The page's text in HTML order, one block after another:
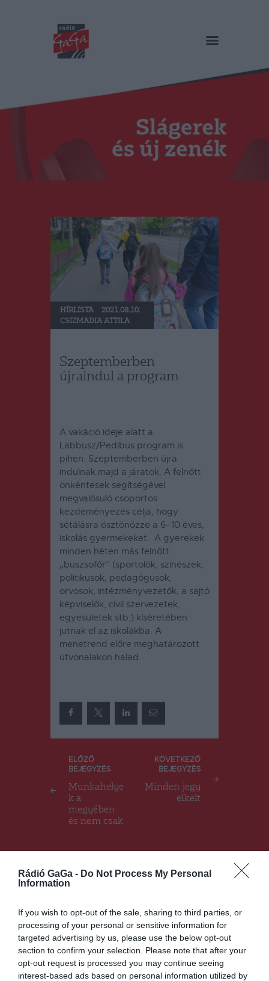
Rádió GaGa - Do Not Process My Personal
Information
If you wish to opt-out of the sale, sharing to third parties, or
processing of your personal or sensitive information for
targeted advertising by us, please use the below opt-out
section to confirm your selection. Please note that after your
opt-out request is processed you may continue seeing
interest-based ads based on personal information utilized by
RÁDIÓ GAGA
Műsorok
Duma Duba
Podcast és videók
Stáb
Kapcsolat
RO
HÍRLISTA
2021.08.10.
CSIZMADIA ATTILA
Szeptemberben
újraindul a program
A vakáció ideje alatt a
Lábbusz/Pedibus program is
pihen. Szeptemberben újra
indulnak majd a járatok. A felnőtt
önkéntesek segítségével
megvalósuló csoportos
kezdeményezés célja, hogy
sétálásra ösztönözze a 6–10 éves,
iskolás gyermekeket. A gyerekek
minden héten más felnőtt
„buszsofőr” (sportolók, színészek,
politikusok, pedagógusok,
orvosok, intézményvezetők, a sajtó
képviselők, civil szervezetek,
egyesületek stb.) kíséretében
jutnak el az iskolákba. A
menetrend előre meghatározott
útvonalakon halad.
Bejegyzés
navigáció
ELŐZŐ
BEJEGYZÉS
Munkahelye
k a
megyében
és nem csak
KÖVETKEZŐ
BEJEGYZÉS
Minden jegy
elkelt
Ez is érdekelheti
Nő a koronavírustesztek
pozitivitási aránya